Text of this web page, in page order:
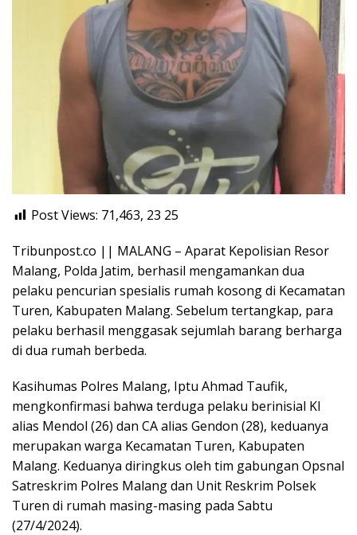
Post Views: 71,463, 23 25
Tribunpost.co || MALANG – Aparat Kepolisian Resor
Malang, Polda Jatim, berhasil mengamankan dua
pelaku pencurian spesialis rumah kosong di Kecamatan
Turen, Kabupaten Malang. Sebelum tertangkap, para
pelaku berhasil menggasak sejumlah barang berharga
di dua rumah berbeda.
Kasihumas Polres Malang, Iptu Ahmad Taufik,
mengkonfirmasi bahwa terduga pelaku berinisial KI
alias Mendol (26) dan CA alias Gendon (28), keduanya
merupakan warga Kecamatan Turen, Kabupaten
Malang. Keduanya diringkus oleh tim gabungan Opsnal
Satreskrim Polres Malang dan Unit Reskrim Polsek
Turen di rumah masing-masing pada Sabtu
(27/4/2024).